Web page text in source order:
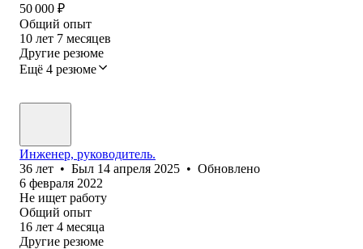
50 000 ₽
Общий опыт
10 лет 7 месяцев
Другие резюме
Ещё 4 резюме
Инженер, руководитель.
36 лет • Был 14 апреля 2025 • Обновлено
6 февраля 2022
Не ищет работу
Общий опыт
16 лет 4 месяца
Другие резюме